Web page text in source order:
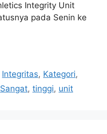
Integrity Unit
pada Senin ke
Integritas, Kategori,
Sangat, tinggi, unit